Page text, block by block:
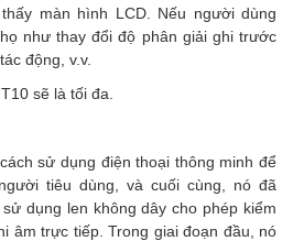
màn hình LCD. Nếu người dùng
như thay đổi độ phân giải ghi trước
động, v.v.
sẽ là tối đa.
sử dụng điện thoại thông minh để
tiêu dùng, và cuối cùng, nó đã
dụng len không dây cho phép kiểm
âm trực tiếp. Trong giai đoạn đầu, nó